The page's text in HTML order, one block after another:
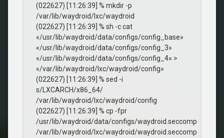
(022627) [11:26:39] % mkdir -p
/var/lib/waydroid/lxc/waydroid
(022627) [11:26:39] % sh -c cat
«/usr/lib/waydroid/data/configs/config_base»
«/usr/lib/waydroid/data/configs/config_3»
«/usr/lib/waydroid/data/configs/config_4» >
«/var/lib/waydroid/lxc/waydroid/config»
(022627) [11:26:39] % sed -i
s/LXCARCH/x86_64/
/var/lib/waydroid/lxc/waydroid/config
(022627) [11:26:39] % cp -fpr
/usr/lib/waydroid/data/configs/waydroid.seccomp
/var/lib/waydroid/lxc/waydroid/waydroid.seccomp